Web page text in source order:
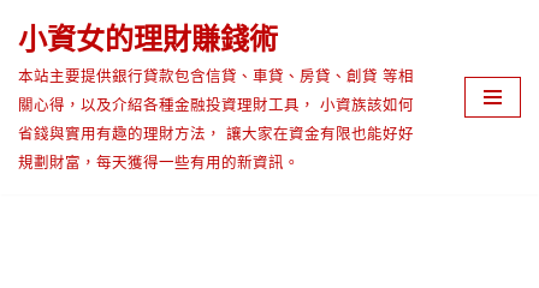
Skip
to
content
小資女的理財賺錢術
本站主要提供銀行貸款包含信貸、車貸、房貸、創貸 等相
關心得，以及介紹各種金融投資理財工具， 小資族該如何
省錢與實用有趣的理財方法， 讓大家在資金有限也能好好
規劃財富，每天獲得一些有用的新資訊。